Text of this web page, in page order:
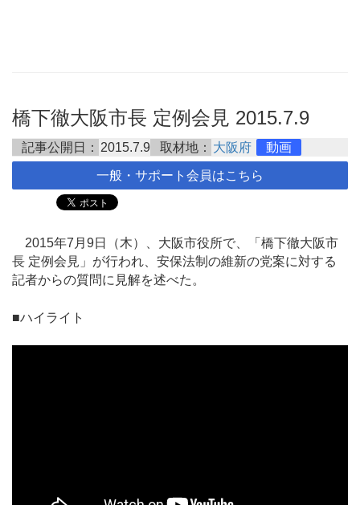
橋下徹大阪市長 定例会見 2015.7.9
記事公開日： 2015.7.9 取材地： 大阪府 動画
一般・サポート会員はこちら
2015年7月9日（木）、大阪市役所で、「橋下徹大阪市
長 定例会見」が行われ、安保法制の維新の党案に対する
記者からの質問に見解を述べた。
■ハイライト